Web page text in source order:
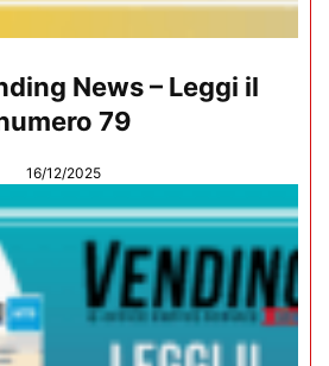
News – Leggi il
79
16/12/2025